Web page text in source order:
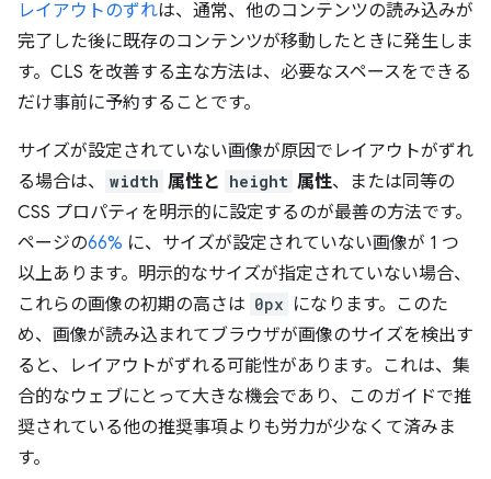
レイアウトのずれは、通常、他のコンテンツの読み込みが
完了した後に既存のコンテンツが移動したときに発生しま
す。CLS を改善する主な方法は、必要なスペースをできる
だけ事前に予約することです。
サイズが設定されていない画像が原因でレイアウトがずれ
る場合は、
width 属性と height 属性、または同等の
CSS プロパティを明示的に設定するのが最善の方法です。
ページの66% に、サイズが設定されていない画像が 1 つ
以上あります。明示的なサイズが指定されていない場合、
これらの画像の初期の高さは 0px になります。このた
め、画像が読み込まれてブラウザが画像のサイズを検出す
ると、レイアウトがずれる可能性があります。これは、集
合的なウェブにとって大きな機会であり、このガイドで推
奨されている他の推奨事項よりも労力が少なくて済みま
す。